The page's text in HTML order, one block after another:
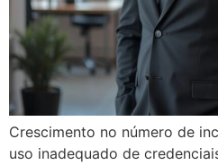
Crescimento no número de
uso inadequado de